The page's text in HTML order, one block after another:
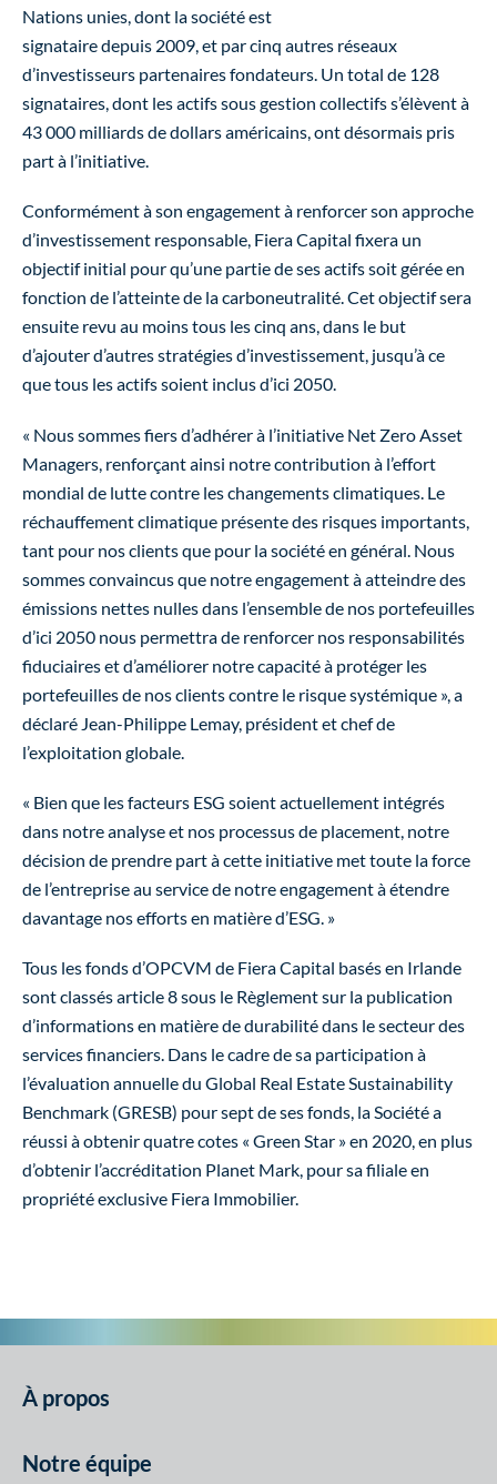
Nations unies, dont la société est
signataire depuis 2009, et par cinq autres réseaux
d’investisseurs partenaires fondateurs. Un total de 128
signataires, dont les actifs sous gestion collectifs s’élèvent à
43 000 milliards de dollars américains, ont désormais pris
part à l’initiative.
Conformément à son engagement à renforcer son approche
d’investissement responsable, Fiera Capital fixera un
objectif initial pour qu’une partie de ses actifs soit gérée en
fonction de l’atteinte de la carboneutralité. Cet objectif sera
ensuite revu au moins tous les cinq ans, dans le but
d’ajouter d’autres stratégies d’investissement, jusqu’à ce
que tous les actifs soient inclus d’ici 2050.
« Nous sommes fiers d’adhérer à l’initiative Net Zero Asset
Managers, renforçant ainsi notre contribution à l’effort
mondial de lutte contre les changements climatiques. Le
réchauffement climatique présente des risques importants,
tant pour nos clients que pour la société en général. Nous
sommes convaincus que notre engagement à atteindre des
émissions nettes nulles dans l’ensemble de nos portefeuilles
d’ici 2050 nous permettra de renforcer nos responsabilités
fiduciaires et d’améliorer notre capacité à protéger les
portefeuilles de nos clients contre le risque systémique », a
déclaré Jean-Philippe Lemay, président et chef de
l’exploitation globale.
« Bien que les facteurs ESG soient actuellement intégrés
dans notre analyse et nos processus de placement, notre
décision de prendre part à cette initiative met toute la force
de l’entreprise au service de notre engagement à étendre
davantage nos efforts en matière d’ESG. »
Tous les fonds d’OPCVM de Fiera Capital basés en Irlande
sont classés article 8 sous le Règlement sur la publication
d’informations en matière de durabilité dans le secteur des
services financiers. Dans le cadre de sa participation à
l’évaluation annuelle du Global Real Estate Sustainability
Benchmark (GRESB) pour sept de ses fonds, la Société a
réussi à obtenir quatre cotes « Green Star » en 2020, en plus
d’obtenir l’accréditation Planet Mark, pour sa filiale en
propriété exclusive Fiera Immobilier.
À propos
Notre équipe